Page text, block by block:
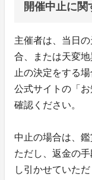
開催中止に
主催者は、当日
合、または天変
止の決定をする
公式サイトの「
確認ください。
中止の場合は、
ただし、返金の
し引かせていた